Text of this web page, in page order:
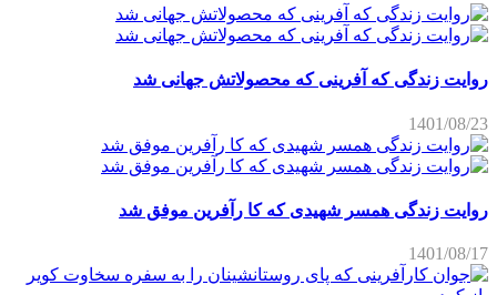
روایت زندگی که آفرینی که محصولاتش جهانی شد
1401/08/23
روایت زندگی همسر شهیدی که کا رآفرین موفق شد
1401/08/17